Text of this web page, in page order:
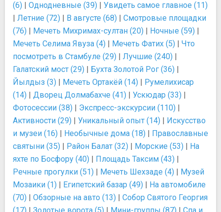
(6) | Однодневные (39) | Увидеть самое главное (11)
| Летние (72) | В августе (68) | Смотровые площадки
(76) | Мечеть Михримах-султан (20) | Ночные (59) |
Мечеть Селима Явуза (4) | Мечеть Фатих (5) | Что
посмотреть в Стамбуле (29) | Лучшие (240) |
Галатский мост (29) | Бухта Золотой Рог (36) |
Йылдыз (3) | Мечеть Ортакёй (14) | Румелихисар
(14) | Дворец Долмабахче (41) | Ускюдар (33) |
Фотосессии (38) | Экспресс-экскурсии (110) |
Активности (29) | Уникальный опыт (14) | Искусство
и музеи (16) | Необычные дома (18) | Православные
святыни (35) | Район Балат (32) | Морские (53) | На
яхте по Босфору (40) | Площадь Таксим (43) |
Речные прогулки (51) | Мечеть Шехзаде (4) | Музей
Мозаики (1) | Египетский базар (49) | На автомобиле
(70) | Обзорные на авто (13) | Собор Святого Георгия